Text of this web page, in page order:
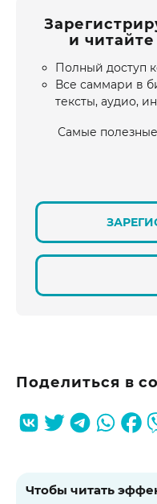
и
Полный доступ
Все саммари в
тексты, аудио,
Самые
Поделиться в
Чтобы читать